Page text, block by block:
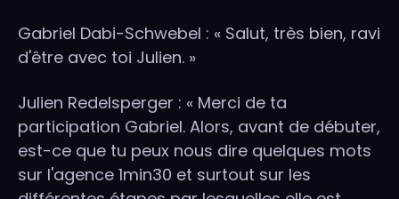
Gabriel Dabi-Schwebel : « Salut, très bien, ravi
d'être avec toi Julien. »
Julien Redelsperger : « Merci de ta
participation Gabriel. Alors, avant de débuter,
est-ce que tu peux nous dire quelques mots
sur l'agence 1min30 et surtout sur les